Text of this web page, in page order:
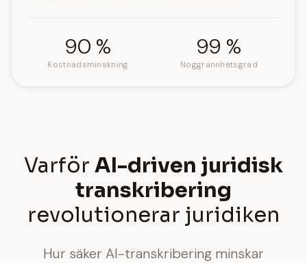
90 %
Kostnadsminskning
99 %
Noggrannhetsgrad
Varför AI-driven juridisk
transkribering
revolutionerar juridiken
Hur säker AI-transkribering minskar